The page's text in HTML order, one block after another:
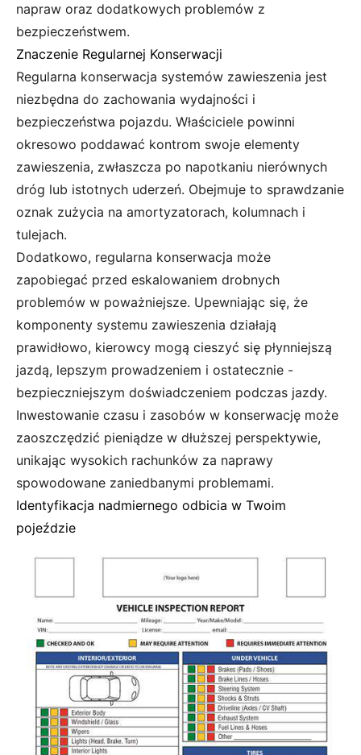
napraw oraz dodatkowych problemów z
bezpieczeństwem.
Znaczenie Regularnej Konserwacji
Regularna konserwacja systemów zawieszenia jest
niezbędna do zachowania wydajności i
bezpieczeństwa pojazdu. Właściciele powinni
okresowo poddawać kontrom swoje elementy
zawieszenia, zwłaszcza po napotkaniu nierównych
dróg lub istotnych uderzeń. Obejmuje to sprawdzanie
oznak zużycia na amortyzatorach, kolumnach i
tulejach.
Dodatkowo, regularna konserwacja może
zapobiegać przed eskalowaniem drobnych
problemów w poważniejsze. Upewniając się, że
komponenty systemu zawieszenia działają
prawidłowo, kierowcy mogą cieszyć się płynniejszą
jazdą, lepszym prowadzeniem i ostatecznie -
bezpieczniejszym doświadczeniem podczas jazdy.
Inwestowanie czasu i zasobów w konserwację może
zaoszczędzić pieniądze w dłuższej perspektywie,
unikając wysokich rachunków za naprawy
spowodowane zaniedbanymi problemami.
Identyfikacja nadmiernego odbicia w Twoim
pojeździe